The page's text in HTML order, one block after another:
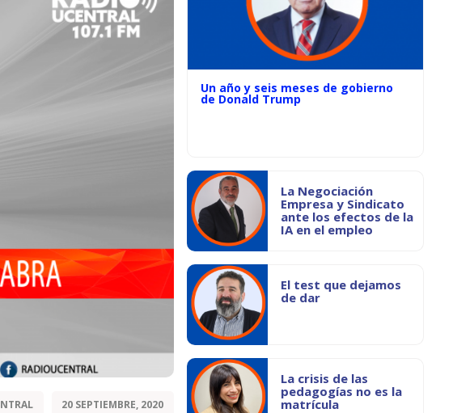
20 SEPTIEMBRE, 2020
Un año y seis meses de gobierno
de Donald Trump
La Negociación
Empresa y Sindicato
ante los efectos de la
IA en el empleo
El test que dejamos
de dar
La crisis de las
pedagogías no es la
matrícula